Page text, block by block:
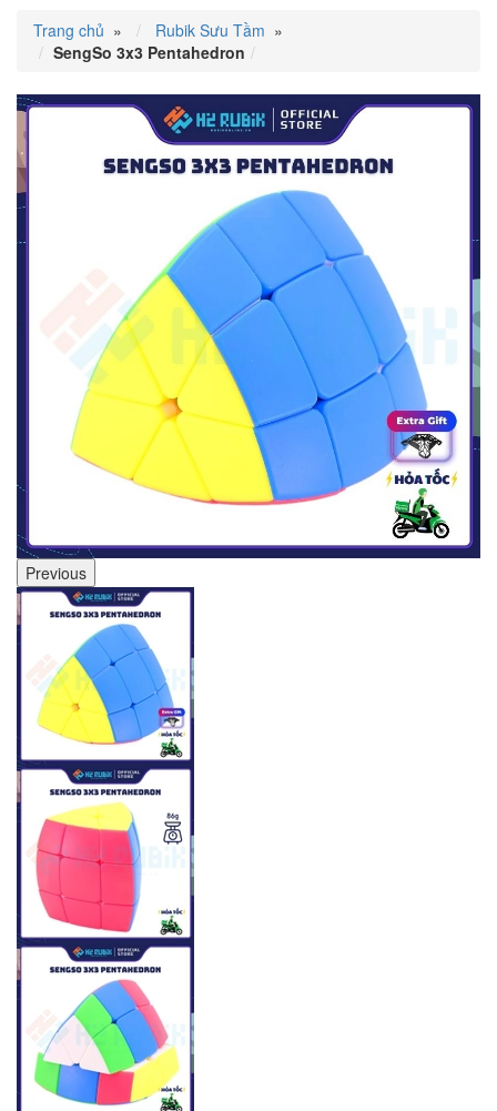
Trang chủ » Rubik Sưu Tầm »
SengSo 3x3 Pentahedron
Previous